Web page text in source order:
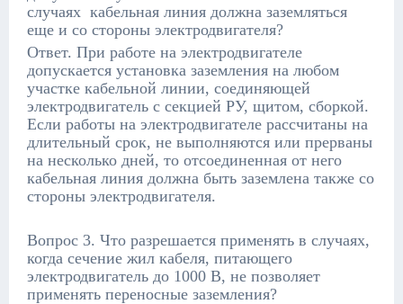
случаях кабельная линия должна заземляться
еще и со стороны электродвигателя?
Ответ. При работе на электродвигателе
допускается установка заземления на любом
участке кабельной линии, соединяющей
электродвигатель с секцией РУ, щитом, сборкой.
Если работы на электродвигателе рассчитаны на
длительный срок, не выполняются или прерваны
на несколько дней, то отсоединенная от него
кабельная линия должна быть заземлена также со
стороны электродвигателя.
Вопрос 3. Что разрешается применять в случаях,
когда сечение жил кабеля, питающего
электродвигатель до 1000 В, не позволяет
применять переносные заземления?